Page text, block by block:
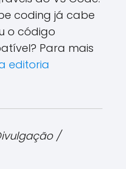
coding já cabe
o código
Para mais
editoria
/